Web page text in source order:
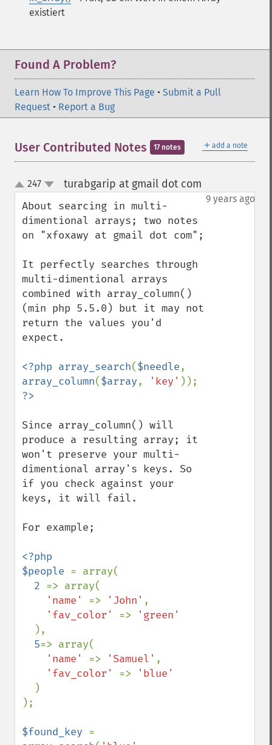
existiert
Found A Problem?
Learn How To Improve This Page • Submit a Pull
Request • Report a Bug
＋ add a note
User Contributed Notes 17 notes
up
down
247 turabgarip at gmail dot com
9 years ago
About searcing in multi-
dimentional arrays; two notes
on "xfoxawy at gmail dot com";
It perfectly searches through
multi-dimentional arrays
combined with array_column()
(min php 5.5.0) but it may not
return the values you'd
expect.
<?php array_search($needle
array_column($array, 'key'
Since array_column() will
produce a resulting array; it
won't preserve your multi-
dimentional array's keys. So
if you check against your
keys, it will fail.
For example;
<?php
$people = array(
2 => array(
'name' => 'John' ,
'fav_color' =>
'green'
),
5=> array(
'name' => 'Samuel' ,
'fav_color' =>
'blue'
)
);
$found_key